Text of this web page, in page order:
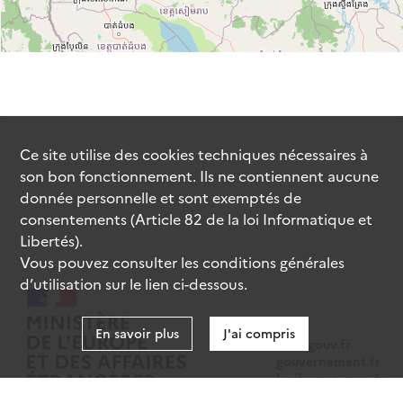
data.gouv.fr
legifrance.gouv.fr
Ce site utilise descookiestechniques nécessaires à
son bon fonctionnement. Ils ne contiennent aucune
donnée personnelle et sont exemptés de
consentements (Article 82 de la loi Informatique et
Libertés).
Vous pouvez consulter les conditions générales
d’utilisation sur le lien ci-dessous.
En savoir plus J'ai compris